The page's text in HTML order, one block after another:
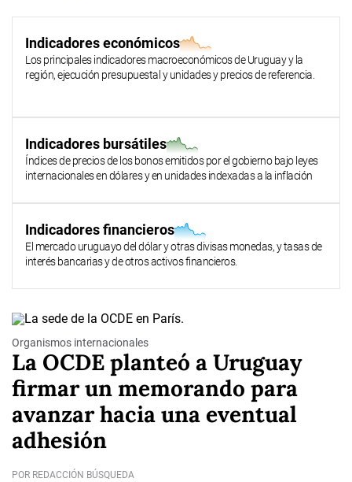
Indicadores económicos
Los principales indicadores macroeconómicos de Uruguay y la
región, ejecución presupuestal y unidades y precios de referencia.
Indicadores bursátiles
Índices de precios de los bonos emitidos por el gobierno bajo leyes
internacionales en dólares y en unidades indexadas a la inflación
Indicadores financieros
El mercado uruguayo del dólar y otras divisas monedas, y tasas de
interés bancarias y de otros activos financieros.
Organismos internacionales
La OCDE planteó a Uruguay
firmar un memorando para
avanzar hacia una eventual
adhesión
POR REDACCIÓN BÚSQUEDA